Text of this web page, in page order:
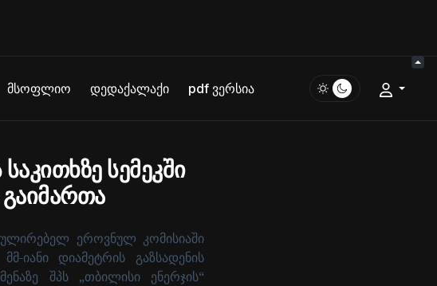
მსოფლიო დედაქალაქი pdf ვერსია
სემეკში
ეროვნულ კომისიაში
იანი დიამეტრის გაზსადენის
შპს „თბილისი ენერჯის“